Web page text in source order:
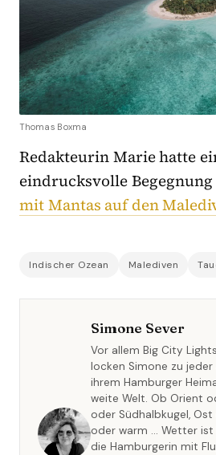
Thomas Boxma
Redakteurin Marie hatte
eindrucksvolle
mit Mantas auf den
Indischer Ozean Malediven
Simone Sever
Vor allem Big City
locken Simone zu
ihrem Hamburger
weite Welt. Ob Orient
oder Südhalbkugel,
oder warm … Wetter ist
die Hamburgerin mit